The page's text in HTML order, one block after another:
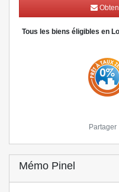
Tous les biens éligibles en
Partager
Mémo Pinel